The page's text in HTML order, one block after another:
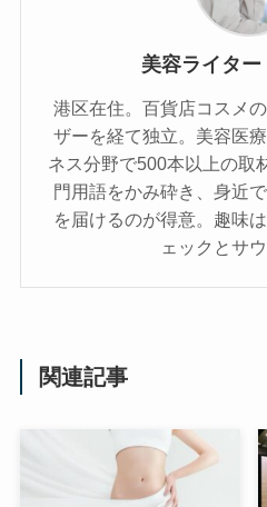
美容ライタ
港区在住。百貨店コスメ
ザーを経て独立。美容医
ネス分野で500本以上の取
門用語をかみ砕き、⾝近
を届けるのが得意。趣味
ェックとサウ
関連記事